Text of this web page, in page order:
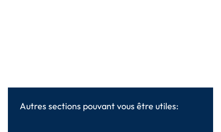
Autres sections pouvant vous être utiles: